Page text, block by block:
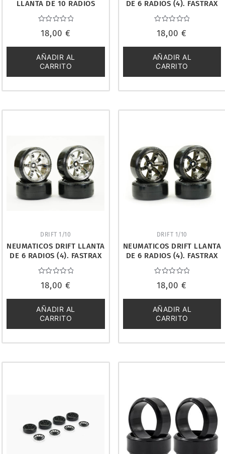
LLANTA DE 10 RADIOS
DORADA (4). FASTRAX
FAST0090G
con
de
5
18,00 €
AÑADIR AL
CARRITO
DE 6 RADIOS (4). FASTRAX
FAST0086BKR
con
de
5
18,00€
AÑADIR AL
CARRITO
DRIFT 1/10
NEUMATICOS DRIFT LLANTA
DE 6 RADIOS (4). FASTRAX
FAST0086C
con
de
5
18,00 €
AÑADIR AL
CARRITO
DRIFT 1/10
NEUMATICOS DRIFT LLANTA
DE 6 RADIOS (4). FASTRAX
FAST0086GC
con
de
5
18,00€
AÑADIR AL
CARRITO